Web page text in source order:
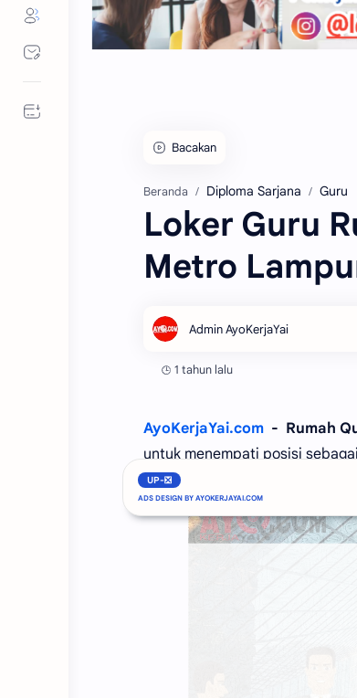
Bacakan
Beranda Diploma Sarjana Guru
Loker Guru
Metro
1 tahun lalu
AyoKerjaYai.com - Rumah
untuk menempati posisi
UP-❎